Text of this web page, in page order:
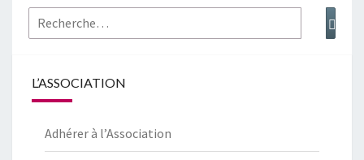
Rechercher :
L’ASSOCIATION
Adhérer à l’Association